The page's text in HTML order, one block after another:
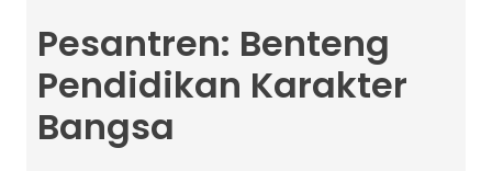
Pesantren: Benteng
Pendidikan Karakter
Bangsa